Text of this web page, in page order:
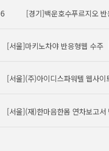
[경기]백운호수푸르지오 반응형
[서울]마키노차야 반응형웹
[서울](주)아이디스파워텔 웹사이
[서울](재)한마음한몸 연차보고서